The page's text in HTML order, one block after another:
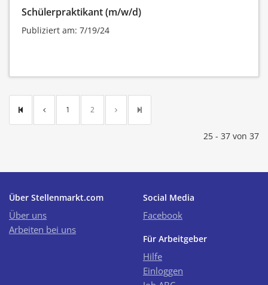
Schülerpraktikant (m/w/d)
Publiziert am: 7/19/24
1 2
25 - 37 von 37
Über Stellenmarkt.com
Über uns
Arbeiten bei uns
Social Media
Facebook
Für Arbeitgeber
Hilfe
Einloggen